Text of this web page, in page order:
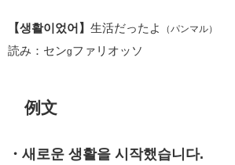
【생활이었어】 生活だったよ （パンマル）
読み：センgファリオッソ
例文
・새로운 생활을 시작했습니다.